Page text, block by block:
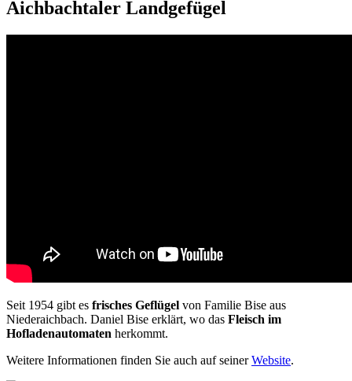
Aichbachtaler Landgefügel
Seit 1954 gibt es frisches Geflügel von Familie Bise aus
Niederaichbach. Daniel Bise erklärt, wo das Fleisch im
Hofladenautomaten herkommt.
Weitere Informationen finden Sie auch auf seinerWebsite.